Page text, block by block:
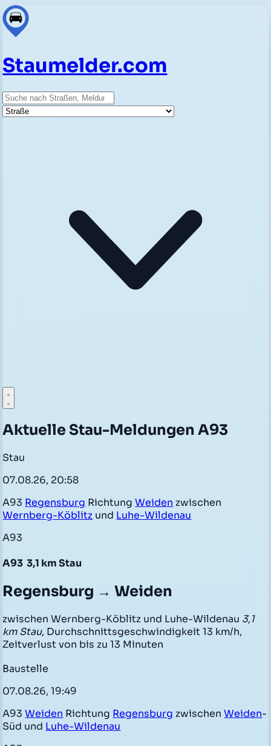
Staumelder.com
Suche
Straße
Aktuelle Stau-Meldungen A93
Stau
07.08.26, 20:58
A93 Regensburg RichtungWeiden zwischen
Wernberg-Köblitz und Luhe-Wildenau
A93
A93 3,1 km Stau
Regensburg → Weiden
zwischen Wernberg-Köblitz und Luhe-Wildenau 3,1
km Stau, Durchschnittsgeschwindigkeit 13 km/h,
Zeitverlust von bis zu 13 Minuten
Baustelle
07.08.26, 19:49
A93Weiden Richtung Regensburg zwischenWeiden-
Süd und Luhe-Wildenau